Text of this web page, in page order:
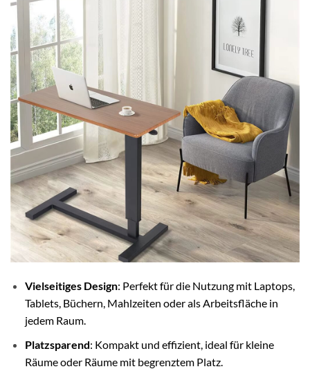
Vielseitiges Design: Perfekt für die Nutzung mit Laptops,
Tablets, Büchern, Mahlzeiten oder als Arbeitsfläche in
jedem Raum.
Platzsparend: Kompakt und effizient, ideal für kleine
Räume oder Räume mit begrenztem Platz.